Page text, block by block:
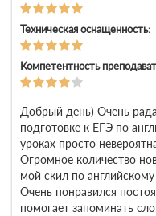
Техническая оснащенность:
Компетентность
Добрый день) Очень
подготовке к ЕГЭ по
уроках просто
Огромное количество
мой скил по английскому
Очень понравился
помогает запоминать